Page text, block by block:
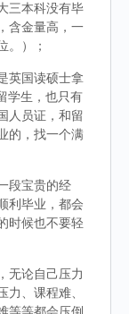
三本科没有毕
含金量高，一
。）；
英国读硕士拿
学生，也只有
人员证，和留
的，找一个满
段宝贵的经
利毕业，都会
时候也不要轻
无论自己压力
、课程难、